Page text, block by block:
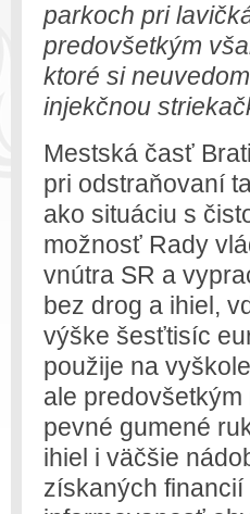
parkoch pri
predovšetkým
ktoré si
injekčnou
Mestská časť
pri odstraňovaní
ako situáciu s
možnosť Rady
vnútra SR a
bez drog a ihiel,
výške šesťtisíc
použije na
ale
pevné gumené
ihiel i väčšie
získaných